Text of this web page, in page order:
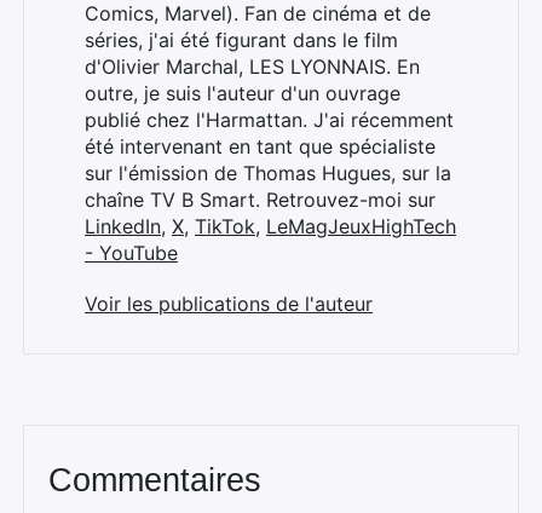
Comics, Marvel). Fan de cinéma et de
séries, j'ai été figurant dans le film
d'Olivier Marchal, LES LYONNAIS. En
outre, je suis l'auteur d'un ouvrage
publié chez l'Harmattan. J'ai récemment
été intervenant en tant que spécialiste
sur l'émission de Thomas Hugues, sur la
chaîne TV B Smart. Retrouvez-moi sur
LinkedIn, X, TikTok, LeMagJeuxHighTech
- YouTube
Voir les publications de l'auteur
Commentaires